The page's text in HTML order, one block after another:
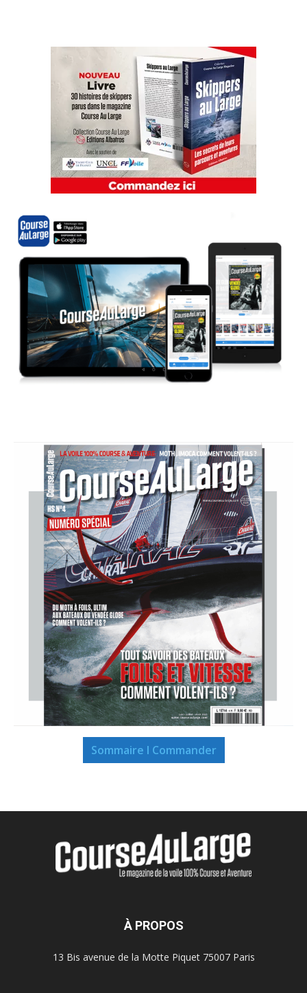
Sommaire I Commander
À PROPOS
13 Bis avenue de la Motte Piquet 75007 Paris